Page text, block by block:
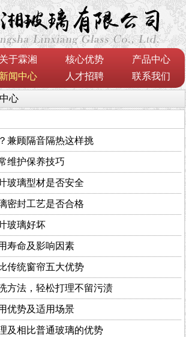
关于霖湘 核心优势
产品中心
新闻中心 人才招聘 联系我们
心
兼顾隔音隔热这样挑
维护保养技巧
玻璃型材是否安全
密封工艺是否合格
玻璃好坏
寿命及影响因素
传统窗帘五大优势
方法，轻松打理不留污渍
优势及适用场景
及相比普通玻璃的优势